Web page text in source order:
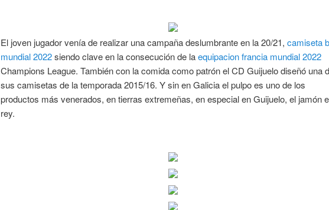
El joven jugador venía de realizar una campaña deslumbrante en la 20/21, camiseta
mundial 2022siendo clave en la consecución de laequipacion francia mundial 2022
Champions League. También con la comida como patrón el CD Guijuelo diseñó una
sus camisetas de la temporada 2015/16. Y sin en Galicia el pulpo es uno de los
productos más venerados, en tierras extremeñas, en especial en Guijuelo, el jamón
rey.